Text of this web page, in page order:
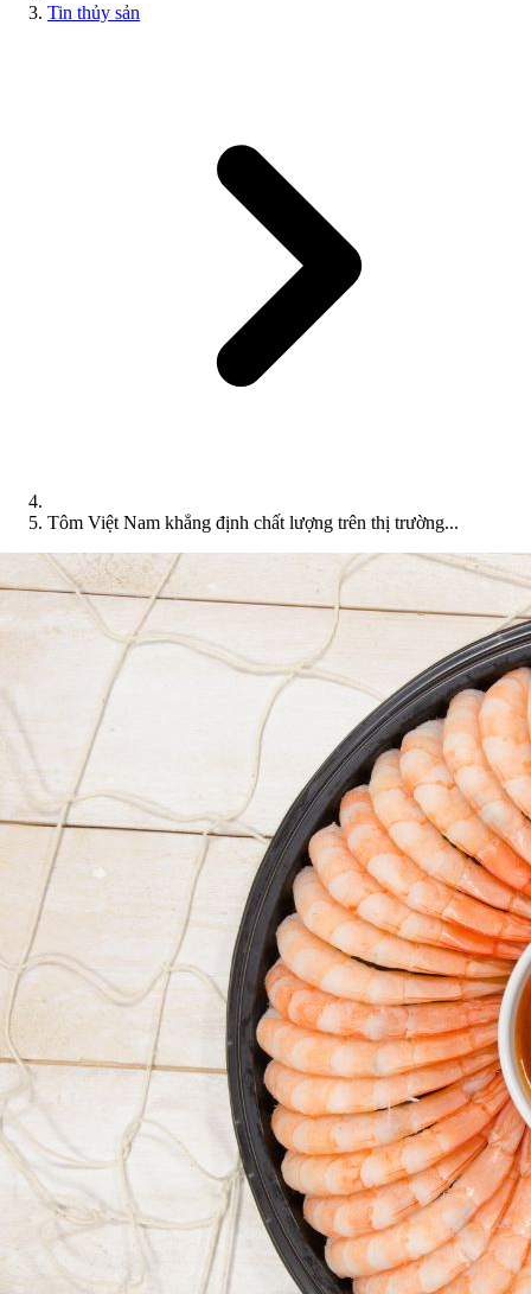
Tin thủy sản
Tôm Việt Nam khẳng định chất lượng trên thị trường...